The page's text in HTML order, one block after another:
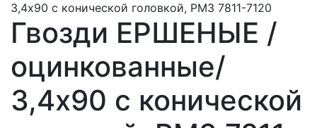
3,4х90 с конической головкой, РМЗ 7811-7120
Гвозди ЕРШЕНЫЕ /
оцинкованные/
3,4х90 с конической